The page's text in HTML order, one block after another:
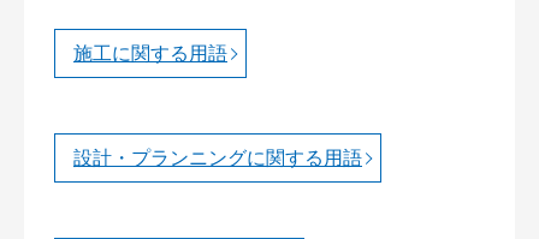
施工に関する用語
設計・プランニングに関する用語